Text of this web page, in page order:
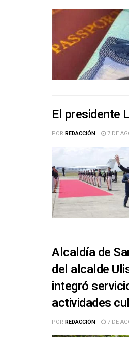
El presidente
POR REDACCIÓN 7 DE
Alcaldía de
del alcalde
integró
actividades
POR REDACCIÓN 7 DE